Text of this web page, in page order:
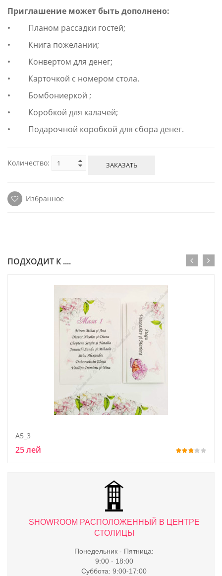
Приглашение может быть дополнено:
• Планом рассадки гостей;
• Книга пожелании;
• Конвертом для денег;
• Карточкой с номером стола.
• Бомбониеркой ;
• Коробкой для калачей;
• Подарочной коробкой для сбора денег.
Количество: ЗАКАЗАТЬ
Избранное
ПОДХОДИТ К ....
A5_3
25 лей
SHOWROOM РАСПОЛОЖЕННЫЙ В ЦЕНТРЕ
СТОЛИЦЫ
Понедельник - Пятница:
9:00 - 18:00
Суббота: 9:00-17:00